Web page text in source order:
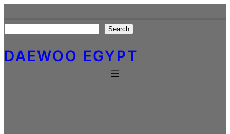
to
content
Search
DAEWOO EGYPT